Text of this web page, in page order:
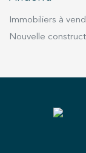
Immobiliers à
Nouvelle